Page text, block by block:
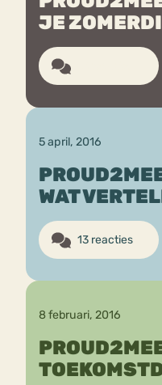
JE
5 april, 2016
WAT
13 reacties
8 februari, 2016
Bouli
mia
Nerv
osa
Eetstoornis
Eetbuien